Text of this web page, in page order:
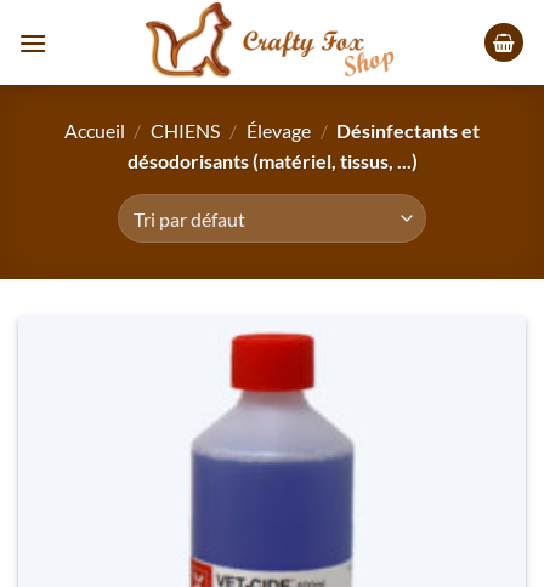
Accueil / CHIENS / Élevage / Désinfectants et
désodorisants (matériel, tissus, ...)